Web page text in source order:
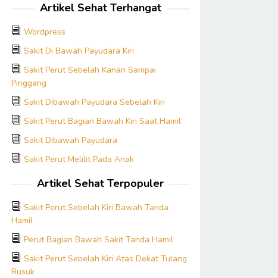
Artikel Sehat Terhangat
Wordpress
Sakit Di Bawah Payudara Kiri
Sakit Perut Sebelah Kanan Sampai
Pinggang
Sakit Dibawah Payudara Sebelah Kiri
Sakit Perut Bagian Bawah Kiri Saat Hamil
Sakit Dibawah Payudara
Sakit Perut Melilit Pada Anak
Artikel Sehat Terpopuler
Sakit Perut Sebelah Kiri Bawah Tanda
Hamil
Perut Bagian Bawah Sakit Tanda Hamil
Sakit Perut Sebelah Kiri Atas Dekat Tulang
Rusuk